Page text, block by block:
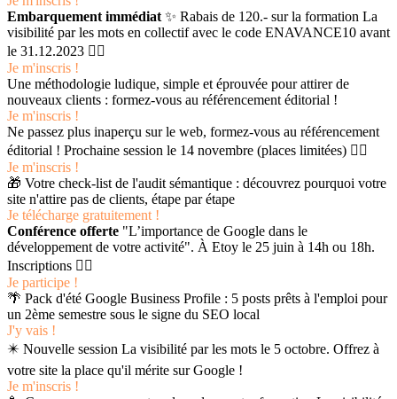
Embarquement immédiat ✨ Rabais de 120.- sur la formation La
visibilité par les mots en collectif avec le code ENAVANCE10 avant
le 31.12.2023 👉🏻
Je m'inscris !
Une méthodologie ludique, simple et éprouvée pour attirer de
nouveaux clients : formez-vous au référencement éditorial !
Je m'inscris !
Ne passez plus inaperçu sur le web, formez-vous au référencement
éditorial ! Prochaine session le 14 novembre (places limitées) 👉🏻
Je m'inscris !
🎁 Votre check-list de l'audit sémantique : découvrez pourquoi votre
site n'attire pas de clients, étape par étape
Je télécharge gratuitement !
Conférence offerte "L’importance de Google dans le
développement de votre activité". À Etoy le 25 juin à 14h ou 18h.
Inscriptions 👉🏻
Je participe !
🌴 Pack d'été Google Business Profile : 5 posts prêts à l'emploi pour
un 2ème semestre sous le signe du SEO local
J'y vais !
✴️ Nouvelle session La visibilité par les mots le 5 octobre. Offrez à
votre site la place qu'il mérite sur Google !
Je m'inscris !